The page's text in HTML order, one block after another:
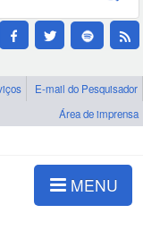
E-mail do Pesquisador
Área de imprensa
MENU